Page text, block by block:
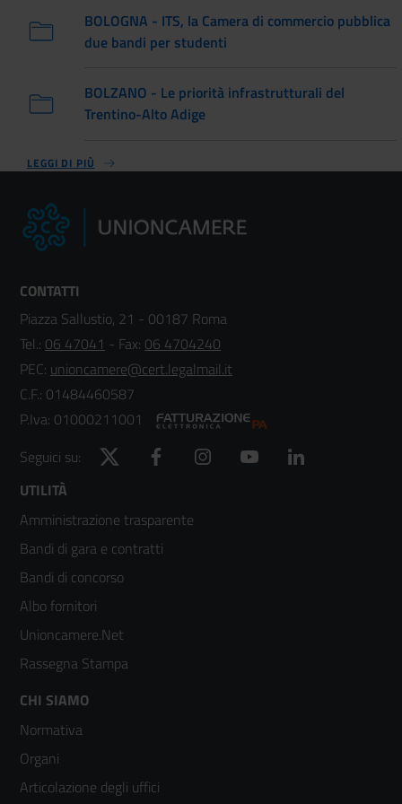
BOLOGNA - ITS, la Camera di commercio pubblica
due bandi per studenti
BOLZANO - Le priorità infrastrutturali del
Trentino-Alto Adige
LEGGI DI PIÙ
CONTATTI
Piazza Sallustio, 21 - 00187 Roma
Tel.: 06 47041 - Fax: 06 4704240
PEC: unioncamere@cert.legalmail.it
C.F.: 01484460587
P.Iva: 01000211001
Seguici su:
Twitter Facebook Instagram YouTube
Footer
menù
colonna
2
UTILITÀ
Amministrazione trasparente
Bandi di gara e contratti
Bandi di concorso
Albo fornitori
Unioncamere.Net
Rassegna Stampa
Footer
menù
colonna
CHI SIAMO
Normativa
Organi
Articolazione degli uffici